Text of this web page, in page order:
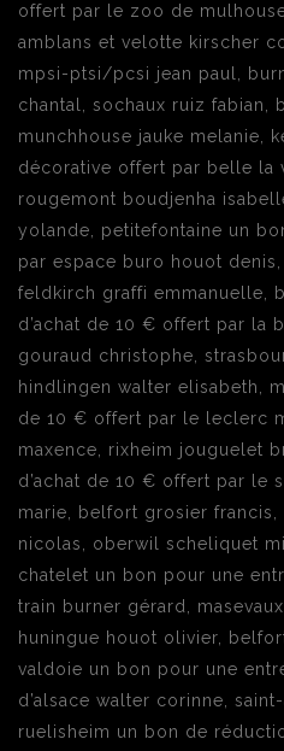
offert par le zoo de
amblans et velotte kirscher
mpsi-ptsi/pcsi jean paul,
chantal, sochaux ruiz fabian,
munchhouse jauke melanie,
décorative offert par belle la
rougemont boudjenha
yolande, petitefontaine un
par espace buro houot
feldkirch graffi emmanuelle,
d’achat de 10 € offert par la
gouraud christophe,
hindlingen walter elisabeth,
de 10 € offert par le leclerc
maxence, rixheim jouguelet
d’achat de 10 € offert par le
marie, belfort grosier
nicolas, oberwil scheliquet
chatelet un bon pour une
train burner gérard,
huningue houot olivier,
valdoie un bon pour une
d’alsace walter corinne,
ruelisheim un bon de